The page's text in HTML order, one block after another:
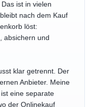
ist in vielen
nach dem Kauf
löst:
absichern und
klar getrennt. Der
Anbieter. Meine
eine separate
der Onlinekauf